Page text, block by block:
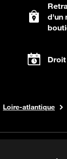
d'un
Loire-atlantique